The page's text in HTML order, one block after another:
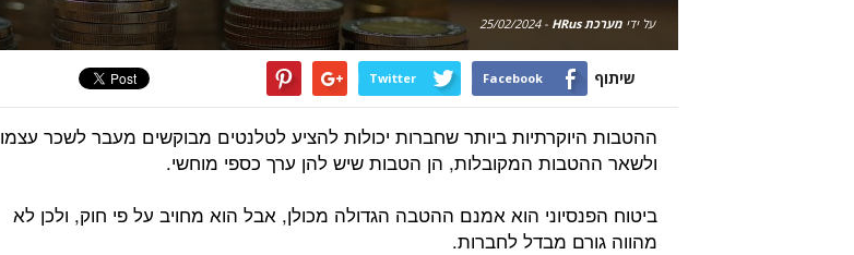
על ידימערכת HRus -
25/02/2024
שיתוף Facebook
Twitter
ההטבות היוקרתיות ביותר שחברות יכולות להציע לטלנטים מבוקשים מעבר לשכר עצמו
ולשאר ההטבות המקובלות, הן הטבות שיש להן ערך כספי מוחשי.
ביטוח הפנסיוני הוא אמנם ההטבה הגדולה מכולן, אבל הוא מחויב על פי חוק, ולכן לא
מהווה גורם מבדל לחברות.